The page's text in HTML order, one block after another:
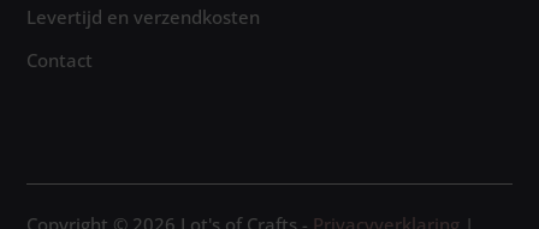
Levertijd en verzendkosten
Contact
Copyright © 2026 Lot's of Crafts - Privacyverklaring |